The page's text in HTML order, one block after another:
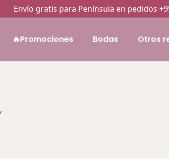
Envío gratis para Península en pedidos
🔥Promociones Bodas Otros